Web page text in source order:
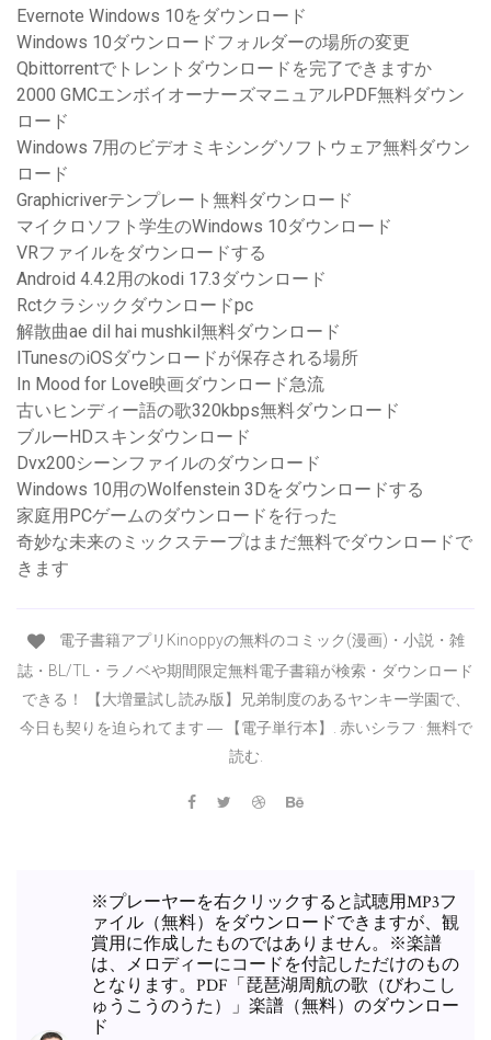
Evernote Windows 10をダウンロード
Windows 10ダウンロードフォルダーの場所の変更
Qbittorrentでトレントダウンロードを完了できますか
2000 GMCエンボイオーナーズマニュアルPDF無料ダウン
ロード
Windows 7用のビデオミキシングソフトウェア無料ダウン
ロード
Graphicriverテンプレート無料ダウンロード
マイクロソフト学生のWindows 10ダウンロード
VRファイルをダウンロードする
Android 4.4.2用のkodi 17.3ダウンロード
Rctクラシックダウンロードpc
解散曲ae dil hai mushkil無料ダウンロード
ITunesのiOSダウンロードが保存される場所
In Mood for Love映画ダウンロード急流
古いヒンディー語の歌320kbps無料ダウンロード
ブルーHDスキンダウンロード
Dvx200シーンファイルのダウンロード
Windows 10用のWolfenstein 3Dをダウンロードする
家庭用PCゲームのダウンロードを行った
奇妙な未来のミックステープはまだ無料でダウンロードで
きます
電子書籍アプリKinoppyの無料のコミック(漫画)・小説・雑
誌・BL/TL・ラノベや期間限定無料電子書籍が検索・ダウンロード
できる！ 【大増量試し読み版】兄弟制度のあるヤンキー学園で、
今日も契りを迫られてます ― 【電子単行本】. 赤いシラフ · 無料で
読む.
※プレーヤーを右クリックすると試聴用MP3フ
ァイル（無料）をダウンロードできますが、観
賞用に作成したものではありません。※楽譜
は、メロディーにコードを付記しただけのもの
となります。PDF「琵琶湖周航の歌（びわこし
ゅうこうのうた）」楽譜（無料）のダウンロー
ド